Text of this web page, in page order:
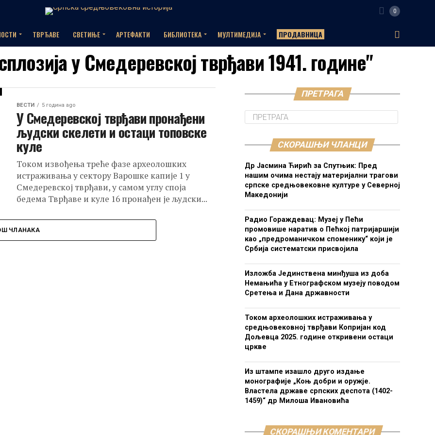
0
ТВРЂАВЕ СВЕТИЊЕ АРТЕФАКТИ БИБЛИОТЕКА МУЛТИМЕДИЈА ПРОДАВНИЦА
у Смедеревској тврђави 1941. године"
ВЕСТИ 5 година ago
У Смедеревској тврђави пронађени
људски скелети и остаци топовске
куле
Током извођења треће фазе археолошких
истраживања у сектору Варошке капије 1 у
Смедеревској тврђави, у самом углу споја
бедема Тврђаве и куле 16 пронађен је људски...
ЧЛАНАКА
ПРЕТРАГА
СКОРАШЊИ ЧЛАНЦИ
Др Јасмина Ћирић за Спутњик: Пред
нашим очима нестају материјални трагови
српске средњовековне културе у Северној
Македонији
Радио Гораждевац: Музеј у Пећи
промовише наратив о Пећкој патријаршији
као „предроманичком споменику“ који је
Србија систематски присвојила
Изложба Јединствена минђуша из доба
Немањића у Етнографском музеју поводом
Сретења и Дана државности
Током археолошких истраживања у
средњовековној тврђави Копријан код
Дољевца 2025. године откривени остаци
цркве
Из штампе изашло друго издање
монографије „Коњ добри и оружје.
Властела државе српских деспота (1402-
1459)“ др Милоша Ивановића
СКОРАШЊИ КОМЕНТАРИ